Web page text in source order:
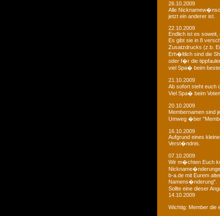
26.10.2009
Alle
jetzt ein anderer ist.
22.10.2009
Endlich ist es soweit,
Es gibt sie in 8
Zusatzdrucks (z.b.
Erh�ltlich sind die
oder f�r die
viel Spa� beim
21.10.2009
Ab sofort steht euch
Viel Spa� beim
20.10.2009
Membernamen sind
Umweg �ber
16.10.2009
Aufgrund eines
Verst�ndnis.
07.10.2009
Wir m�chten Euch
b-a.de mit Eurem
Namens�nderung".
Sollte eine dieser
14.10.2009
Wichtig: Member die